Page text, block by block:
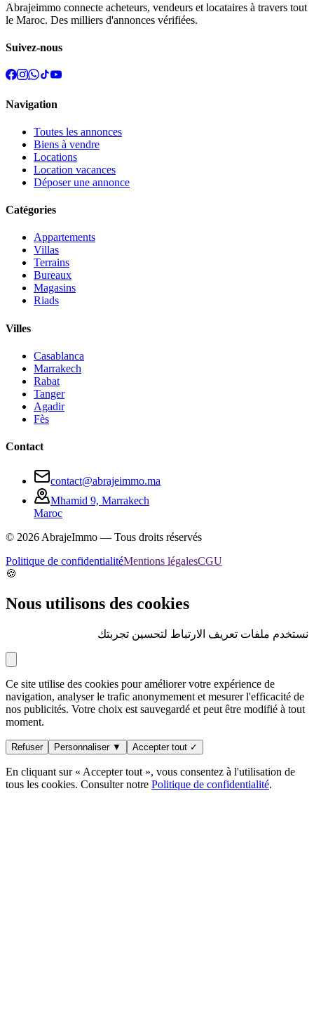
Abrajeimmo connecte acheteurs, vendeurs et locataires à travers tout
le Maroc. Des milliers d'annonces vérifiées.
Suivez-nous
Navigation
Toutes les annonces
Biens à vendre
Locations
Location vacances
Déposer une annonce
Catégories
Appartements
Villas
Terrains
Bureaux
Magasins
Riads
Villes
Casablanca
Marrakech
Rabat
Tanger
Agadir
Fès
Contact
contact@abrajeimmo.ma
Mhamid 9, Marrakech
Maroc
© 2026AbrajeImmo — Tous droits réservés
Politique de confidentialitéMentions légalesCGU
🍪
Nous utilisons des cookies
نستخدم ملفات تعريف الارتباط لتحسين تجربتك
Ce site utilise des cookies pour améliorer votre expérience de
navigation, analyser le trafic anonymement et mesurer l'efficacité de
nos publicités. Votre choix est sauvegardé et peut être modifié à tout
moment.
Refuser Personnaliser ▼ Accepter tout ✓
En cliquant sur « Accepter tout », vous consentez à l'utilisation de
tous les cookies. Consulter notre Politique de confidentialité.